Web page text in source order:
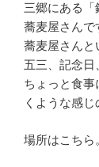
三郷にある「
蕎麦屋さんで
蕎麦屋さんと
五三、記念日
ちょっと食
くような感じ
場所はこちら